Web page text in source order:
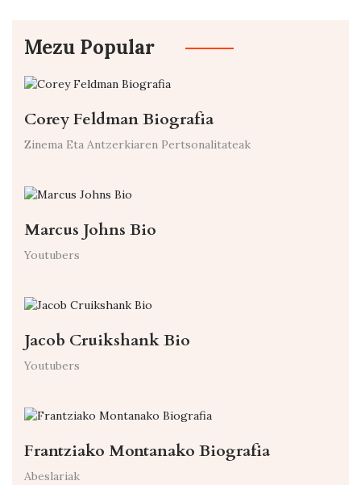
Mezu Popular
Corey Feldman Biografia
Zinema Eta Antzerkiaren Pertsonalitateak
Marcus Johns Bio
Youtubers
Jacob Cruikshank Bio
Youtubers
Frantziako Montanako Biografia
Abeslariak